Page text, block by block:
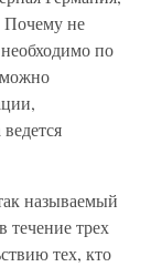
Почему не
по
называемый
течение трех
тех, кто